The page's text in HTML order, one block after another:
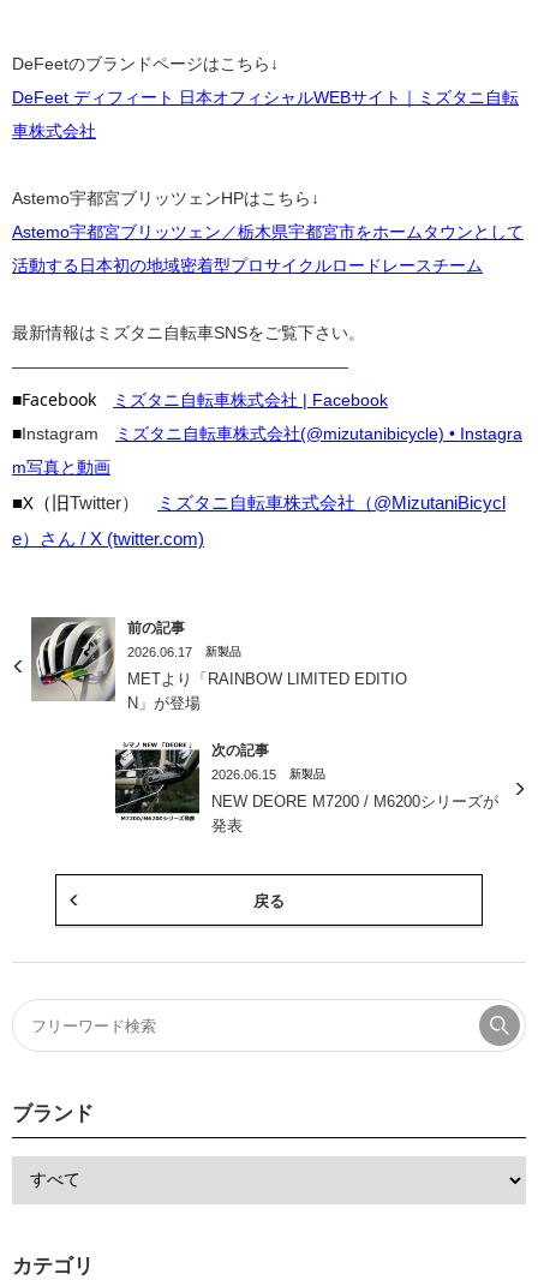
DeFeetのブランドページはこちら↓
DeFeet ディフィート 日本オフィシャルWEBサイト｜ミズタニ自転
車株式会社
Astemo宇都宮ブリッツェンHPはこちら↓
Astemo宇都宮ブリッツェン／栃木県宇都宮市をホームタウンとして
活動する日本初の地域密着型プロサイクルロードレースチーム
最新情報はミズタニ自転車SNSをご覧下さい。
————————————————————
■Facebook ミズタニ自転車株式会社 | Facebook
■Instagram
ミズタニ自転車株式会社(@mizutanibicycle) • Instagra
m写真と動画
■X（旧Twitter）
ミズタニ自転車株式会社（@MizutaniBicycl
e）さん / X (twitter.com)
前の記事
2026.06.17 新製品
METより「RAINBOW LIMITED EDITIO
N」が登場
次の記事
2026.06.15 新製品
NEW DEORE M7200 / M6200シリーズが
発表
戻る
ブランド
カテゴリ